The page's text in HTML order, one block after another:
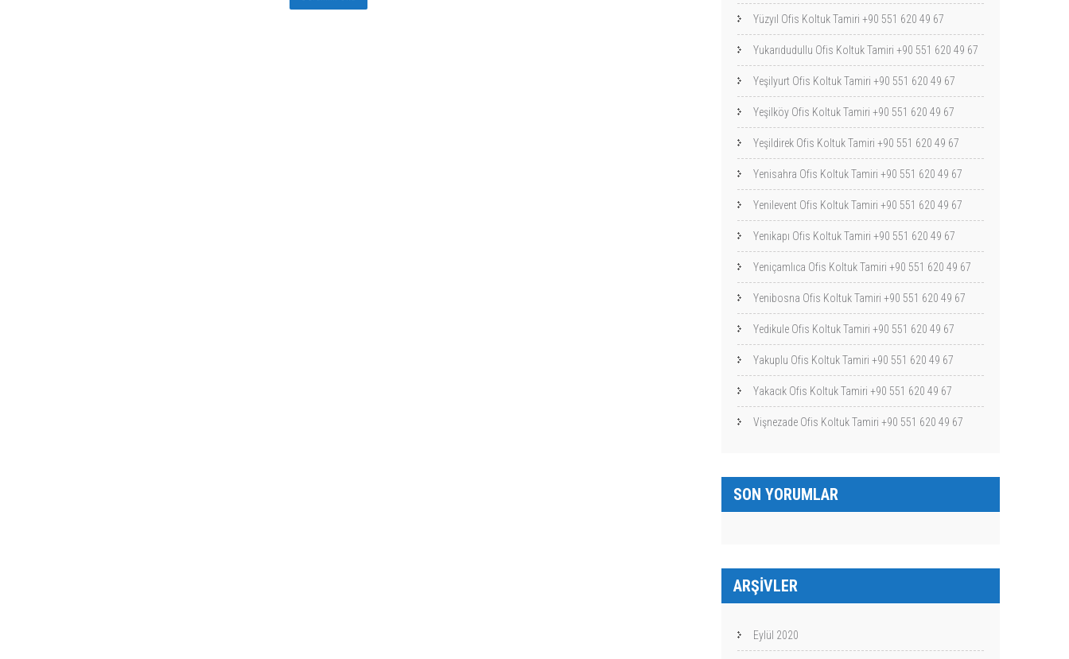
Yüzyıl Ofis Koltuk Tamiri +90 551 620 49 67
Yukarıdudullu Ofis Koltuk Tamiri +90 551 620 49 67
Yeşilyurt Ofis Koltuk Tamiri +90 551 620 49 67
Yeşilköy Ofis Koltuk Tamiri +90 551 620 49 67
Yeşildirek Ofis Koltuk Tamiri +90 551 620 49 67
Yenisahra Ofis Koltuk Tamiri +90 551 620 49 67
Yenilevent Ofis Koltuk Tamiri +90 551 620 49 67
Yenikapı Ofis Koltuk Tamiri +90 551 620 49 67
Yeniçamlıca Ofis Koltuk Tamiri +90 551 620 49 67
Yenibosna Ofis Koltuk Tamiri +90 551 620 49 67
Yedikule Ofis Koltuk Tamiri +90 551 620 49 67
Yakuplu Ofis Koltuk Tamiri +90 551 620 49 67
Yakacık Ofis Koltuk Tamiri +90 551 620 49 67
Vişnezade Ofis Koltuk Tamiri +90 551 620 49 67
SON YORUMLAR
ARŞIVLER
Eylül 2020